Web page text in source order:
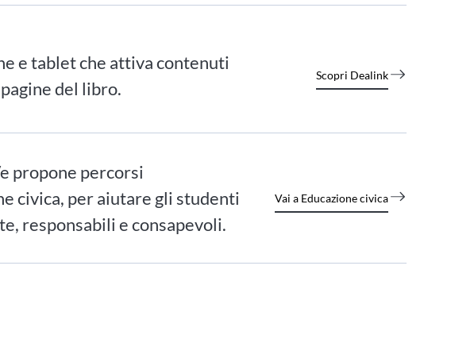
e tablet che attiva contenuti
del libro.
Scopri Dealink
propone percorsi
civica, per aiutare gli studenti
responsabili e consapevoli.
Vai a Educazione civica